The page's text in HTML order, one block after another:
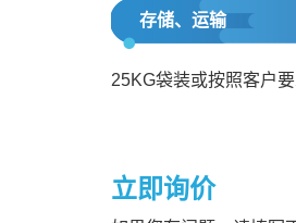
存储、运输
25KG袋装或按照客户要
立即询价